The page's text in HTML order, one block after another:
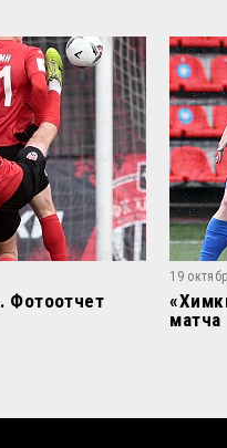
Фотоотчет
19
матча